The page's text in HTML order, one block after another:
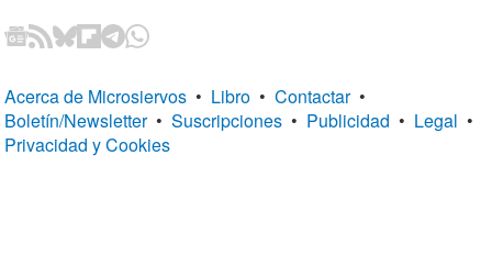
Acerca de Microsiervos • Libro • Contactar •
Boletín/Newsletter • Suscripciones • Publicidad • Legal •
Privacidad y Cookies